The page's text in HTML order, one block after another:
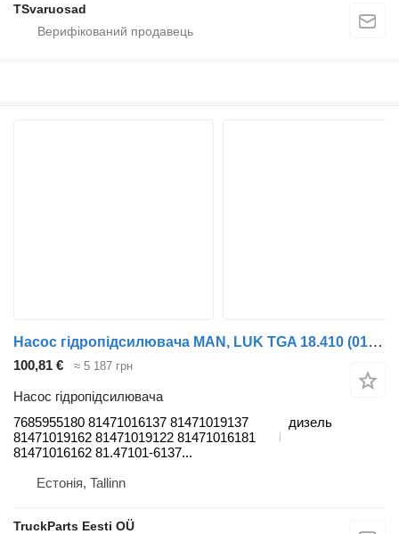
TSvaruosad
Насос гідропідсилювача MAN, LUK TGA 18.410 (01.00-) 7685955180 до тягача MAN 4-series, TGA (1993-2009)
100,81 € ≈ 5 187 грн
Насос гідропідсилювача
7685955180 81471016137 81471019137
81471019162 81471019122 81471016181
81471016162 81.47101-6137...
дизель
Естонія, Tallinn
TruckParts Eesti OÜ